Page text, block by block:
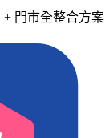
門市全整合方